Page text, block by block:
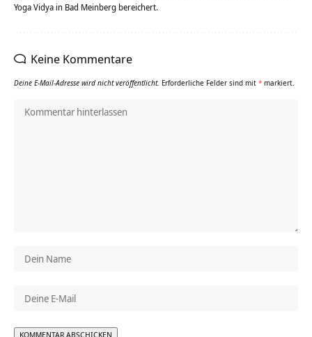
Yoga Vidya in Bad Meinberg bereichert.
Keine Kommentare
Deine E-Mail-Adresse wird nicht veröffentlicht. Erforderliche Felder sind mit * markiert.